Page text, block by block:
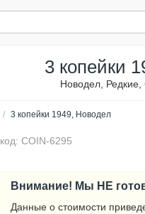
3 копейки
Новодел,
/ 3 копейки 1949, Новодел
код: COIN-6295
Внимание! Мы НЕ
Данные о стоимости